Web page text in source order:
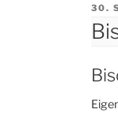
30.